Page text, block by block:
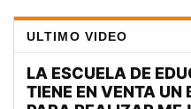
ULTIMO VIDEO